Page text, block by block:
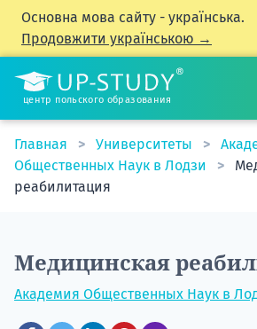
Основна мова сайту - українська.
Продовжити українською →
центр польского образования
Главная Университеты
Общественных Наук в Лодзи
реабилитация
Медицинская
Академия Общественных Наук в